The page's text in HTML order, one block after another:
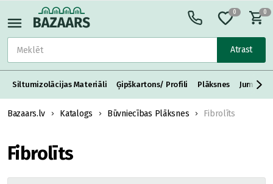
Atrast
0 0
Siltumizolācijas Materiāli Ģipškartons/ Profili Plāksnes Jumta
Bazaars.lv Katalogs Būvniecības Plāksnes Fibrolīts
Fibrolīts